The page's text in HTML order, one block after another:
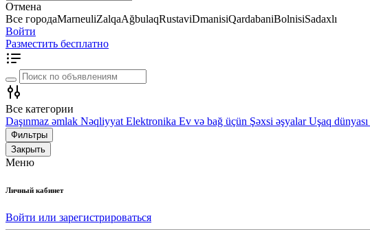
Отмена
Все городаMarneuliZalqaAğbulaqRustaviDmanisiQardabaniBolnisiSadaxlı
Войти
Разместить бесплатно
Все категории
Daşınmaz əmlak Nəqliyyat Elektronika Ev və bağ üçün Şəxsi əşyalar Uşaq dünyası
Фильтры
Закрыть
Меню
Личный кабинет
Войти или зарегистрироваться